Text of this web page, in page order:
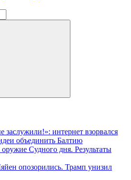
заслужили!»: интернет взорвался
объединить Балтию
Судного дня. Результаты
опозорились. Трамп унизил